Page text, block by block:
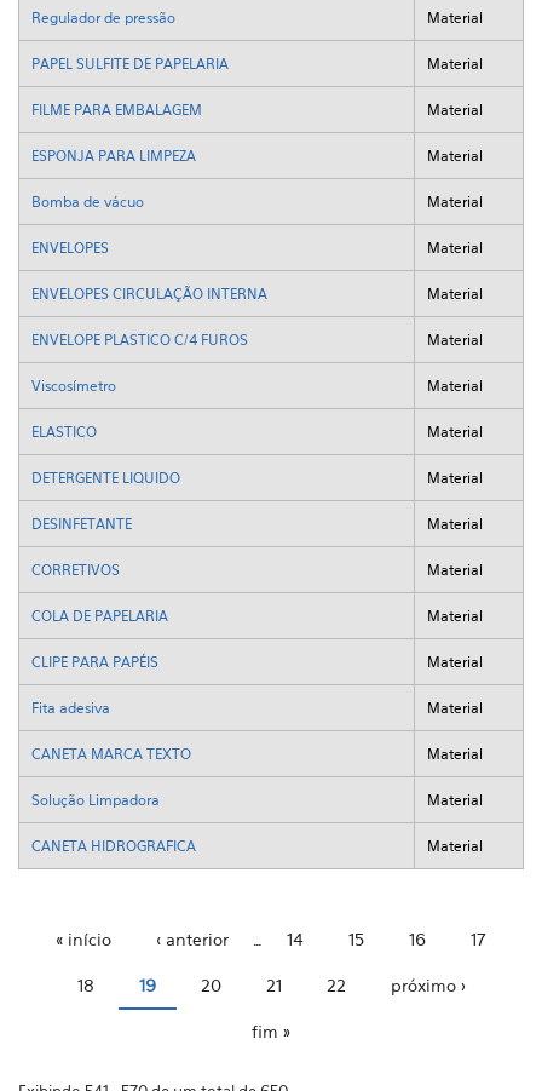
Regulador de pressão Material
PAPEL SULFITE DE PAPELARIA Material
FILME PARA EMBALAGEM Material
ESPONJA PARA LIMPEZA Material
Bomba de vácuo Material
ENVELOPES Material
ENVELOPES CIRCULAÇÃO INTERNA Material
ENVELOPE PLASTICO C/4 FUROS Material
Viscosímetro Material
ELASTICO Material
DETERGENTE LIQUIDO Material
DESINFETANTE Material
CORRETIVOS Material
COLA DE PAPELARIA Material
CLIPE PARA PAPÉIS Material
Fita adesiva Material
CANETA MARCA TEXTO Material
Solução Limpadora Material
CANETA HIDROGRAFICA Material
« início ‹ anterior 14 15 16 17
18 19 20 21 22 próximo ›
fim »